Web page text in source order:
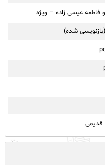
فاطمه عیسی زاده – ویژه
شده)
قدیمی